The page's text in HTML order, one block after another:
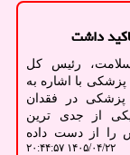
داشت
رئیس کل
با اشاره به
پزشکی در فقدان
از جدی ترین
را از دست داده
۱۴۰۵/۰۴/۲۲ ۲۰:۴۴:۵۷